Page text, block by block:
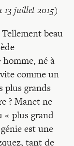
13 juillet 2015)
beau
né à
comme un
plus grands
? Manet ne
« plus grand
est une
tant de